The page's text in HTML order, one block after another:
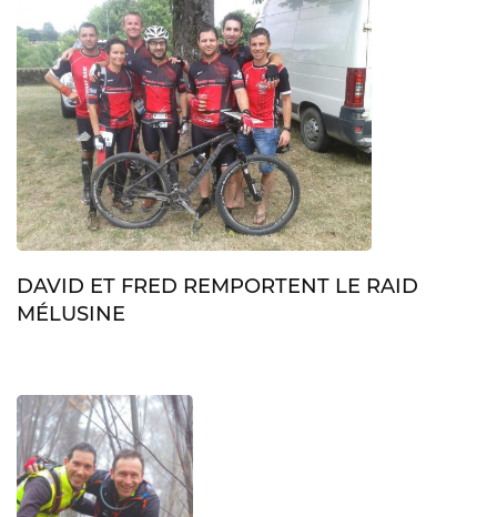
DAVID ET FRED REMPORTENT LE RAID
MÉLUSINE